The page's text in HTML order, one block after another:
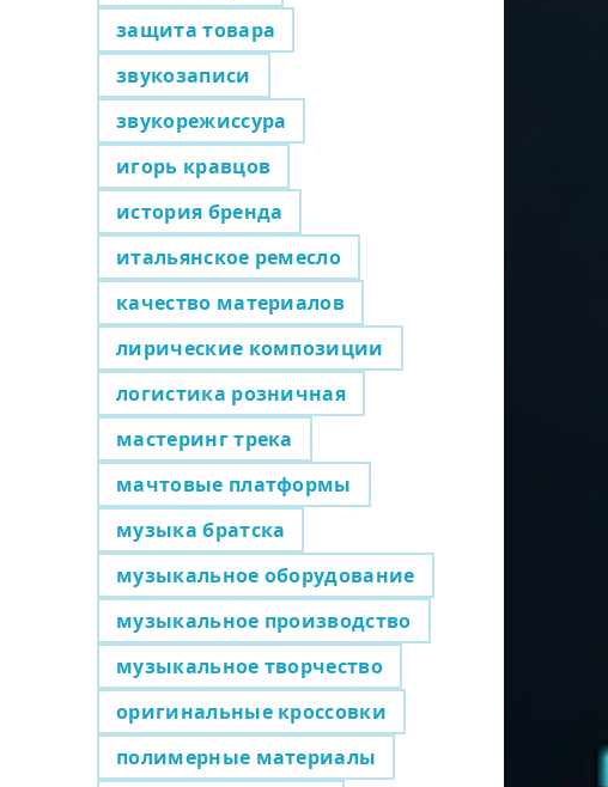
защита товара
звукозаписи
звукорежиссура
игорь кравцов
история бренда
итальянское ремесло
качество материалов
лирические композиции
логистика розничная
мастеринг трека
мачтовые платформы
музыка братска
музыкальное оборудование
музыкальное производство
музыкальное творчество
оригинальные кроссовки
полимерные материалы